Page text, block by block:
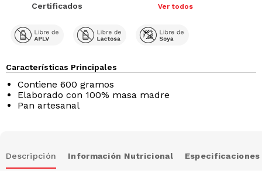
Certificados Ver todos
Características Principales
Contiene 600 gramos
Elaborado con 100% masa madre
Pan artesanal
Descripción Información Nutricional Especificaciones